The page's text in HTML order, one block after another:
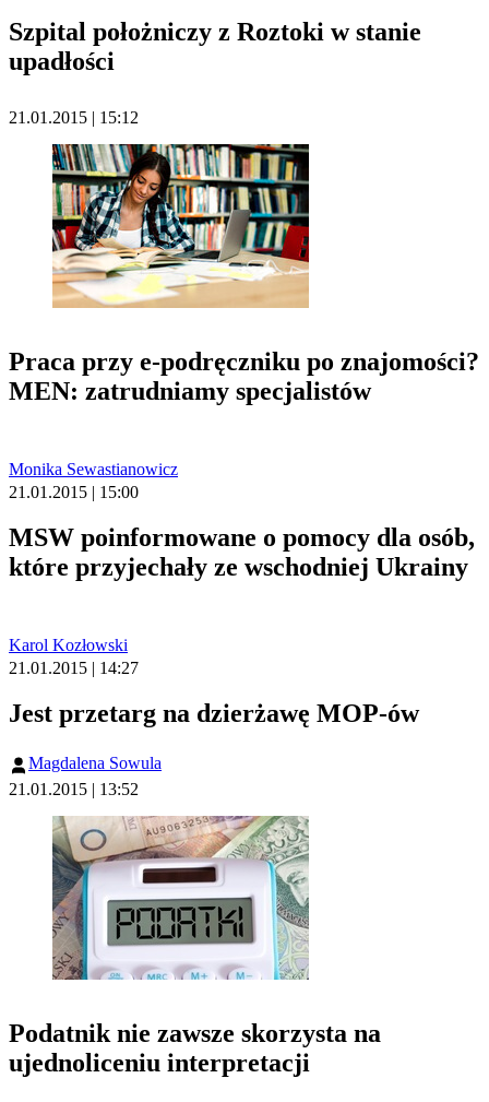
Szpital położniczy z Roztoki w stanie
upadłości
21.01.2015 | 15:12
Praca przy e-podręczniku po znajomości?
MEN: zatrudniamy specjalistów
Monika Sewastianowicz
21.01.2015 | 15:00
MSW poinformowane o pomocy dla osób,
które przyjechały ze wschodniej Ukrainy
Karol Kozłowski
21.01.2015 | 14:27
Jest przetarg na dzierżawę MOP-ów
Magdalena Sowula
21.01.2015 | 13:52
Podatnik nie zawsze skorzysta na
ujednoliceniu interpretacji